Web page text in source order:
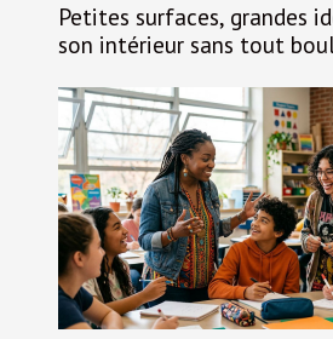
Petites surfaces, grandes
son intérieur sans tout